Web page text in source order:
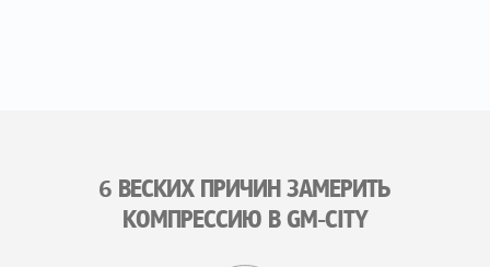
6 ВЕСКИХ ПРИЧИН ЗАМЕРИТЬ
КОМПРЕССИЮ В GM-CITY